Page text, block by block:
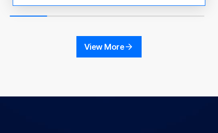
공유 ○ 참석 대상 : KBN 참여 기관 연구 책임자 및 실무
자, 인체유래물은행 관련자 및 이용자 ○ 참석 방법 : Zoo
s/j/81057006929?pwd=9gMmC1tVii3iAfdYrSpSvjq
View More